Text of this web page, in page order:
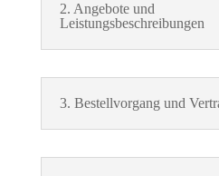
2. Angebote und
Leistungsbeschreibungen
3. Bestellvorgang und